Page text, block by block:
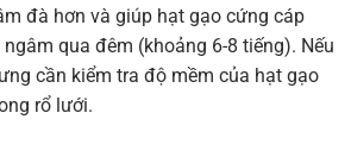
đà hơn và giúp hạt gạo cứng cáp
qua đêm (khoảng 6-8 tiếng). Nếu
cần kiểm tra độ mềm của hạt gạo
rổ lưới.